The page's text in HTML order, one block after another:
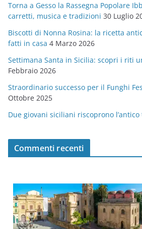
o
r
i
e
Torna a Gesso la Rassegna Popolare
carretti, musica e tradizioni 30 Luglio
Biscotti di Nonna Rosina: la ricetta
fatti in casa 4 Marzo 2026
Settimana Santa in Sicilia: scopri i riti
Febbraio 2026
Straordinario successo per il Funghi
Ottobre 2025
Due giovani siciliani riscoprono l’antico
Commenti recenti